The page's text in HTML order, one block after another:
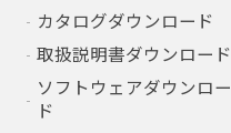
カタログダウンロード
取扱説明書ダウンロード
ソフトウェアダウンロー
ド